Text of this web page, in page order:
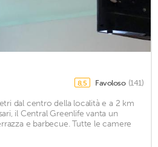
8,5 Favoloso (141)
dal centro della località e a 2 km
il Central Greenlife vanta un
e barbecue. Tutte le camere